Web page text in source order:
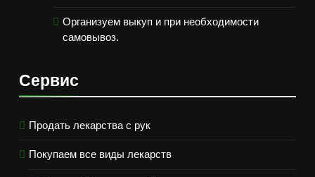
Организуем выкуп и при необходимости
самовывоз.
Сервис
Продать лекарства с рук
Покупаем все виды лекарств